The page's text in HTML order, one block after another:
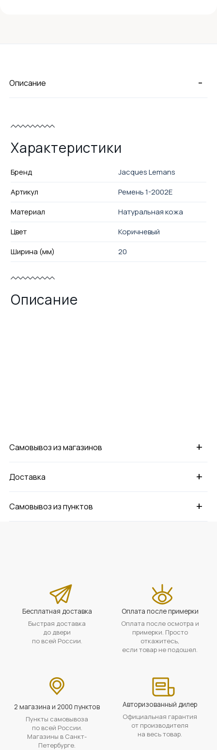
-
Описание
Характеристики
Бренд
Jacques Lemans
Артикул
Ремень 1-2002E
Материал
Натуральная кожа
Цвет
Коричневый
Ширина (мм)
20
Описание
+
Самовывоз из магазинов
+
Доставка
+
Самовывоз из пунктов
Бесплатная доставка
Быстрая доставка
до двери
по всей России.
Оплата после примерки
Оплата после осмотра и
примерки. Просто
откажитесь,
если товар не подошел.
2 магазина и 2000 пунктов
Пункты самовывоза
по всей России.
Магазины в Санкт-
Петербурге.
Авторизованный дилер
Официальная гарантия
от производителя
на весь товар.